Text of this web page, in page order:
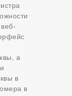
а
в
в